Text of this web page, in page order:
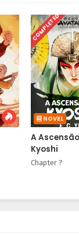
COMPLETED
NOVEL
A
Kyoshi
Chapter ?